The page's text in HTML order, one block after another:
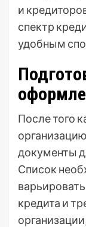
и
спектр
удобным
После того
документы
Список
кредита и